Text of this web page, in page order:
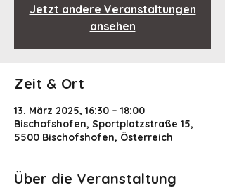
Jetzt andere Veranstaltungen
ansehen
Zeit & Ort
13. März 2025, 16:30 – 18:00
Bischofshofen, Sportplatzstraße 15,
5500 Bischofshofen, Österreich
Über die Veranstaltung